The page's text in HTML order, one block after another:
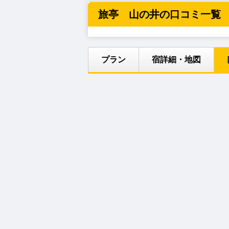
旅亭 山の井の口コミ一覧
プラン 宿詳細・地図